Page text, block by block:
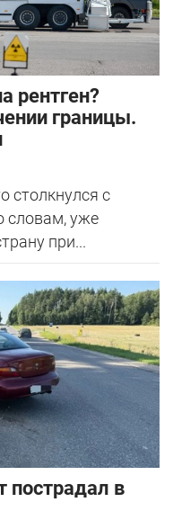
рентген?
границы.
столкнулся с
словам, уже
при...
пострадал в